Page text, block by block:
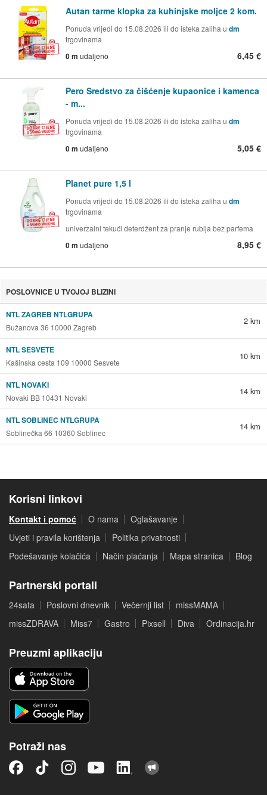
Autan tarme klopka za kuhinjske moljce 2 kom.
Ponuda vrijedi do 15.08.2026 ili do isteka zaliha u dm
trgovinama
0 m udaljeno 6,45 €
Pero Sredstvo za čišćenje kupaonice i kamenca
- m...
Ponuda vrijedi do 15.08.2026 ili do isteka zaliha u dm
trgovinama
0 m udaljeno 5,05 €
Planet pure 1,5 l
Ponuda vrijedi do 15.08.2026 ili do isteka zaliha u dm
trgovinama
univerzalni tekući deterdžent za pranje rublja bez parfema
0 m udaljeno 8,95 €
POSLOVNICE U TVOJOJ BLIZINI
NTL ZAGREB NTLGRUPA
Bužanova 36 10000 Zagreb
2 km
NTL SESVETE
Kašinska cesta 109 10000 Sesvete
10 km
NTL NOVAKI
Novaki BB 10431 Novaki
14 km
NTL SOBLINEC NTLGRUPA
Soblinečka 66 10360 Soblinec
14 km
Korisni linkovi
Kontakt i pomoć O nama
Oglašavanje
Uvjeti i pravila korištenja
Politika privatnosti
Podešavanje kolačića
Način plaćanja Mapa stranica Blog
Partnerski portali
24sata Poslovni dnevnik Večernji list
missMAMA
missZDRAVA
Miss7 Gastro Pixsell Diva Ordinacija.hr
Preuzmi aplikaciju
Potraži nas